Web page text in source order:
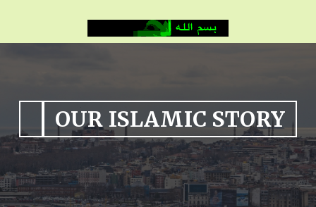
OUR ISLAMIC STORY